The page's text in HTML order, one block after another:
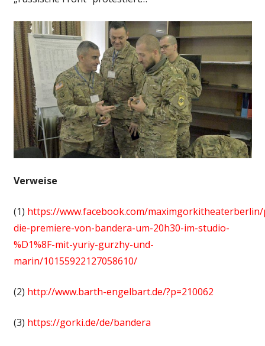
Verweise
(1) https://www.facebook.com/
die-premiere-von-bandera-um-20h30-im-studio-
%D1%8F-mit-yuriy-gurzhy-und-
marin/10155922127058610/
(2) http://www.barth-engelbart.de/?p=210062
(3) https://gorki.de/de/bandera